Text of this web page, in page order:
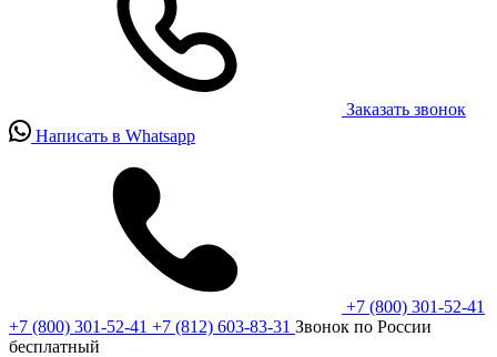
Заказать звонок
Написать в Whatsapp
+7 (800) 301-52-41
+7 (800) 301-52-41 +7 (812) 603-83-31 Звонок по России
бесплатный